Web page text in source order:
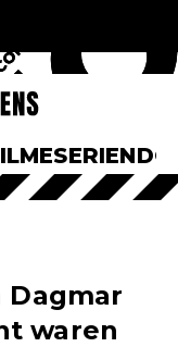
SERIEN
waren